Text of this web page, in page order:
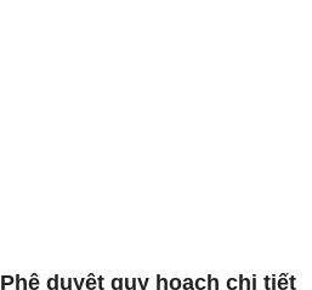
Phê duyệt quy hoạch chi tiết